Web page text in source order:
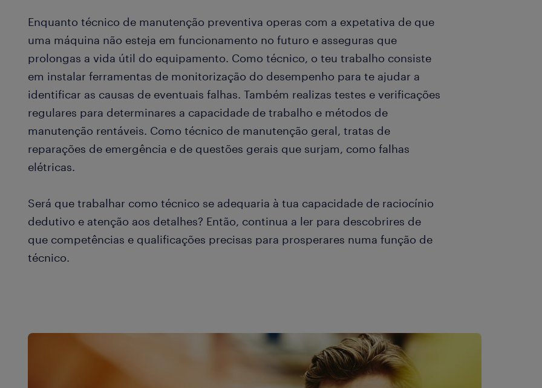
Enquanto técnico de manutenção preventiva operas com a expetativa de que
uma máquina não esteja em funcionamento no futuro e asseguras que
prolongas a vida útil do equipamento. Como técnico, o teu trabalho consiste
em instalar ferramentas de monitorização do desempenho para te ajudar a
identificar as causas de eventuais falhas. Também realizas testes e verificações
regulares para determinares a capacidade de trabalho e métodos de
manutenção rentáveis. Como técnico de manutenção geral, tratas de
reparações de emergência e de questões gerais que surjam, como falhas
elétricas.
Será que trabalhar como técnico se adequaria à tua capacidade de raciocínio
dedutivo e atenção aos detalhes? Então, continua a ler para descobrires de
que competências e qualificações precisas para prosperares numa função de
técnico.